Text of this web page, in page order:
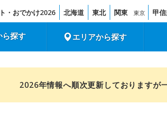
・おでかけ2026 北海道 東北 関東 東京 甲
ら探す エリアから探す
2026年情報へ順次更新しておりますが